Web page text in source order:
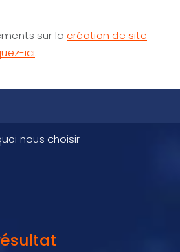
sur la création de site
ici.
nous choisir